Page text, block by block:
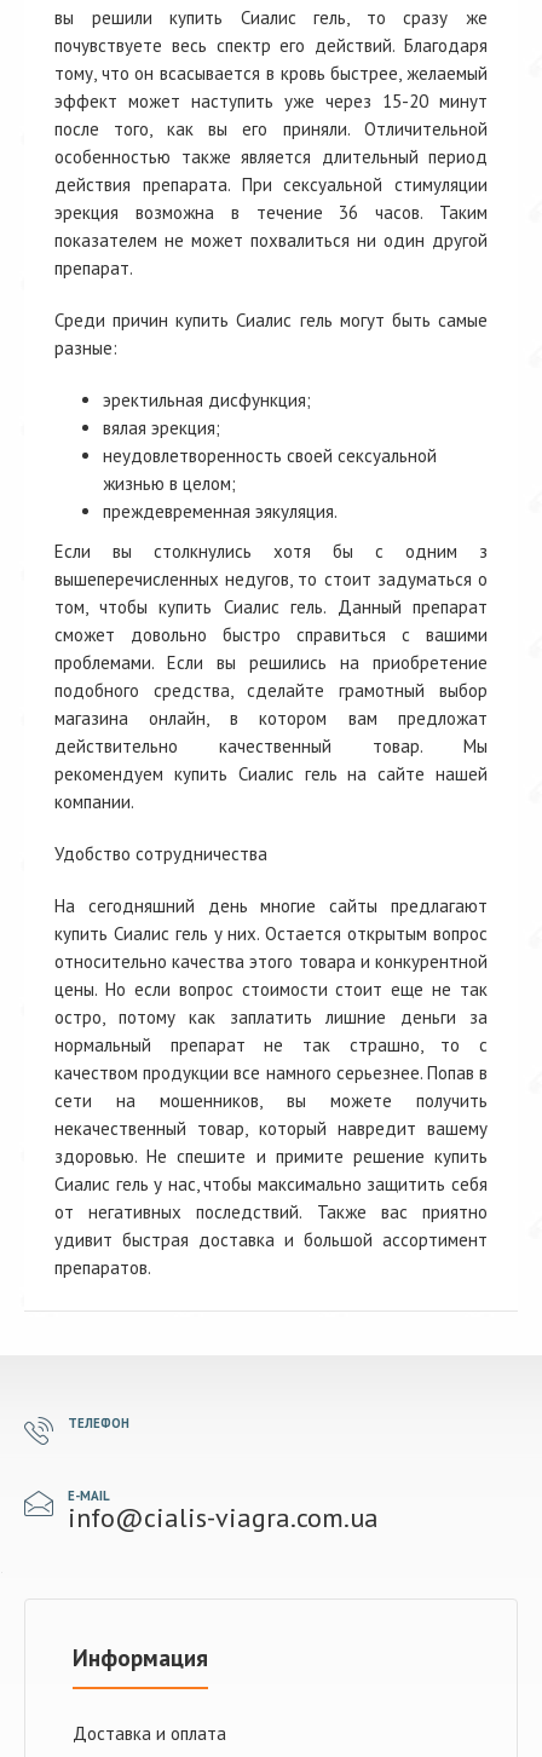
вы решили купить Сиалис гель, то сразу же
почувствуете весь спектр его действий. Благодаря
тому, что он всасывается в кровь быстрее, желаемый
эффект может наступить уже через 15-20 минут
после того, как вы его приняли. Отличительной
особенностью также является длительный период
действия препарата. При сексуальной стимуляции
эрекция возможна в течение 36 часов. Таким
показателем не может похвалиться ни один другой
препарат.
Среди причин купить Сиалис гель могут быть самые
разные:
эректильная дисфункция;
вялая эрекция;
неудовлетворенность своей сексуальной
жизнью в целом;
преждевременная эякуляция.
Если вы столкнулись хотя бы с одним з
вышеперечисленных недугов, то стоит задуматься о
том, чтобы купить Сиалис гель. Данный препарат
сможет довольно быстро справиться с вашими
проблемами. Если вы решились на приобретение
подобного средства, сделайте грамотный выбор
магазина онлайн, в котором вам предложат
действительно качественный товар. Мы
рекомендуем купить Сиалис гель на сайте нашей
компании.
Удобство сотрудничества
На сегодняшний день многие сайты предлагают
купить Сиалис гель у них. Остается открытым вопрос
относительно качества этого товара и конкурентной
цены. Но если вопрос стоимости стоит еще не так
остро, потому как заплатить лишние деньги за
нормальный препарат не так страшно, то с
качеством продукции все намного серьезнее. Попав в
сети на мошенников, вы можете получить
некачественный товар, который навредит вашему
здоровью. Не спешите и примите решение купить
Сиалис гель у нас, чтобы максимально защитить себя
от негативных последствий. Также вас приятно
удивит быстрая доставка и большой ассортимент
препаратов.
ТЕЛЕФОН
E-MAIL
info@cialis-viagra.com.ua
Информация
Доставка и оплата